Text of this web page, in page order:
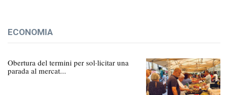
ECONOMIA
Obertura del termini per sol·licitar una
parada al mercat...